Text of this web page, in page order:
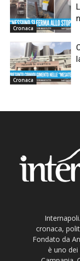
Cronaca
Cronaca
cronaca,
Fondato da
è uno